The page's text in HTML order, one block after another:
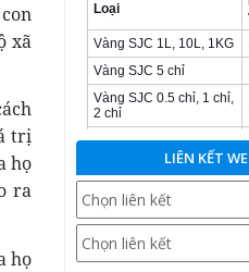
xã
trị
họ
ra
họ
LIÊN KẾT